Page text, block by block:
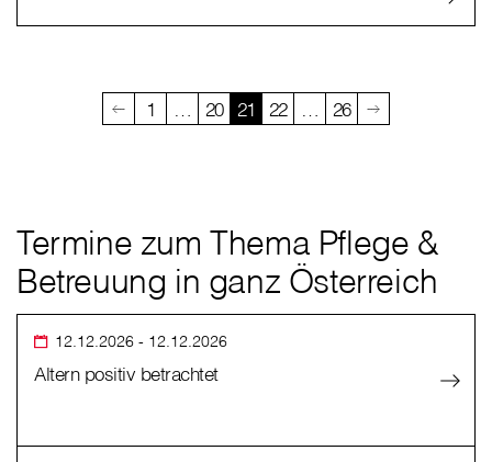
1 … 20 21 22 … 26
Termine zum Thema Pflege &
Betreuung in ganz Österreich
12.12.2026 - 12.12.2026
Altern positiv betrachtet